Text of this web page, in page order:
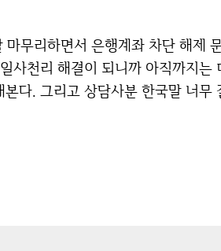
사천리 해결이 되니까 아직까지는
다. 그리고 상담사분 한국말 너무